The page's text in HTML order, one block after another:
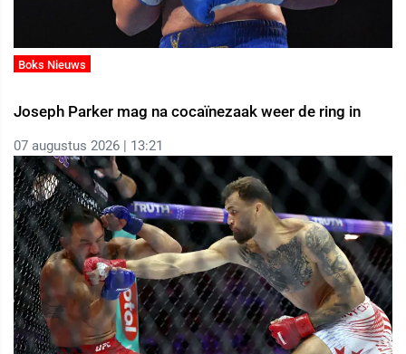
Boks Nieuws
Joseph Parker mag na cocaïnezaak weer de ring in
07 augustus 2026 | 13:21